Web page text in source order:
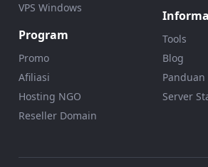
VPS Windows
Program
Promo
Afiliasi
Hosting NGO
Reseller Domain
Tools
Blog
Panduan
Server